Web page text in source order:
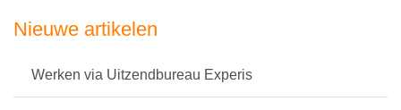
Nieuwe artikelen
Werken via Uitzendbureau Experis